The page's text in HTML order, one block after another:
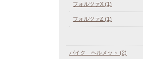
フォルツァX (1)
フォルツァZ (1)
バイク ヘルメット (2)